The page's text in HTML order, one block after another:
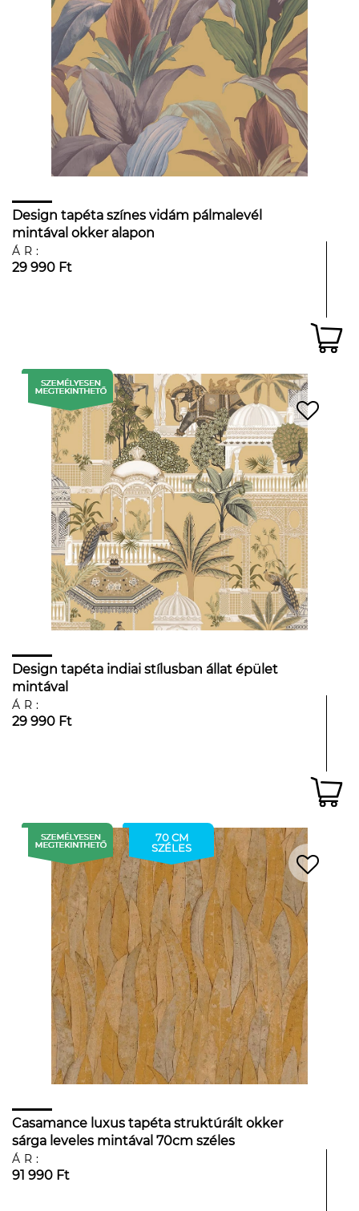
Design tapéta színes vidám pálmalevél
mintával okker alapon
ÁR:
29 990 Ft
Design tapéta indiai stílusban állat épület
mintával
ÁR:
29 990 Ft
70 CM
SZÉLES
Casamance luxus tapéta struktúrált okker
sárga leveles mintával 70cm széles
ÁR:
91 990 Ft